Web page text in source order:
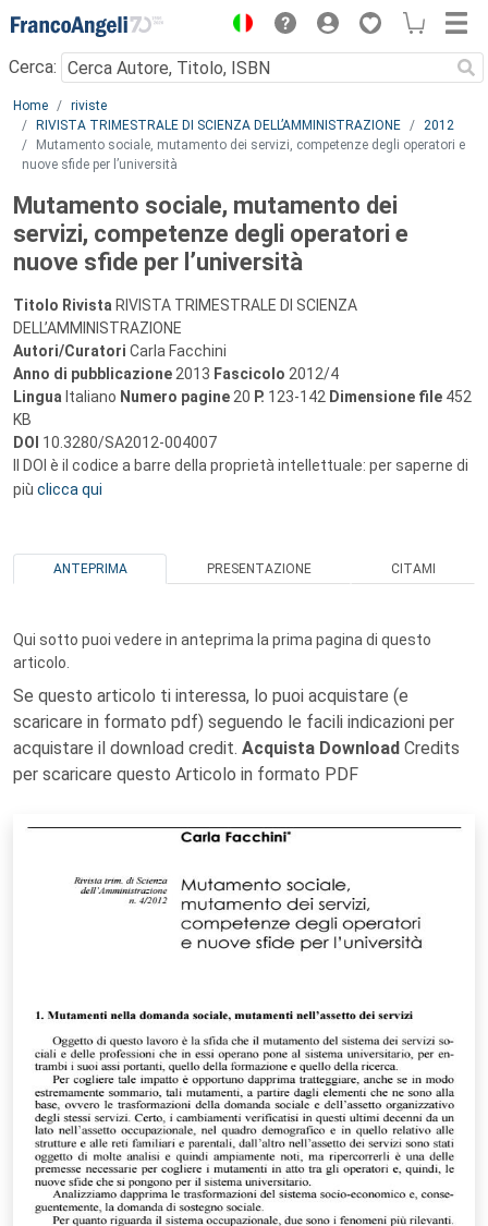
Menu
Cerca:
Main content
Home
riviste
RIVISTA TRIMESTRALE DI SCIENZA DELL’AMMINISTRAZIONE
2012
Mutamento sociale, mutamento dei servizi, competenze degli operatori e
nuove sfide per l’università
Mutamento sociale, mutamento dei
servizi, competenze degli operatori e
nuove sfide per l’università
Titolo Rivista RIVISTA TRIMESTRALE DI SCIENZA
DELL’AMMINISTRAZIONE
Autori/Curatori Carla Facchini
Anno di pubblicazione 2013 Fascicolo 2012/4
Lingua Italiano Numero pagine 20 P. 123-142 Dimensione file 452
KB
DOI 10.3280/SA2012-004007
Il DOI è il codice a barre della proprietà intellettuale: per saperne di
più clicca qui
ANTEPRIMA PRESENTAZIONE CITAMI
Qui sotto puoi vedere in anteprima la prima pagina di questo
articolo.
Se questo articolo ti interessa, lo puoi acquistare (e
scaricare in formato pdf) seguendo le facili indicazioni per
acquistare il download credit. Acquista Download Credits
per scaricare questo Articolo in formato PDF